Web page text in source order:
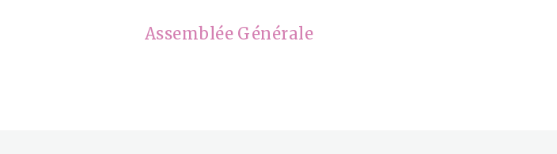
Assemblée Générale